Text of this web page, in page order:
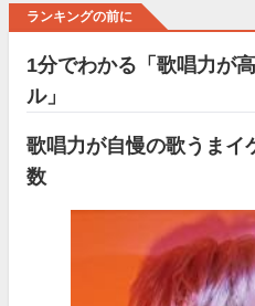
ランキングの前に
1分でわかる「歌唱力が
ル」
歌唱力が自慢の歌うまイ
数